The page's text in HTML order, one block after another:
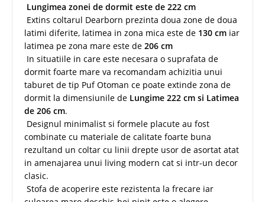
Lungimea zonei de dormit este de 222 cm
Extins coltarul Dearborn prezinta doua zone de doua
latimi diferite, latimea in zona mica este de 130 cm iar
latimea pe zona mare este de 206 cm
In situatiile in care este necesara o suprafata de
dormit foarte mare va recomandam achizitia unui
taburet de tip Puf Otoman ce poate extinde zona de
dormit la dimensiunile de Lungime 222 cm si Latimea
de 206 cm.
Designul minimalist si formele placute au fost
combinate cu materiale de calitate foarte buna
rezultand un coltar cu linii drepte usor de asortat atat
in amenajarea unui living modern cat si intr-un decor
clasic.
Stofa de acoperire este rezistenta la frecare iar